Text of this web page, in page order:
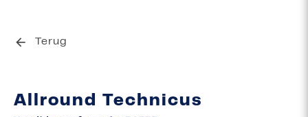
Terug
Allround Technicus